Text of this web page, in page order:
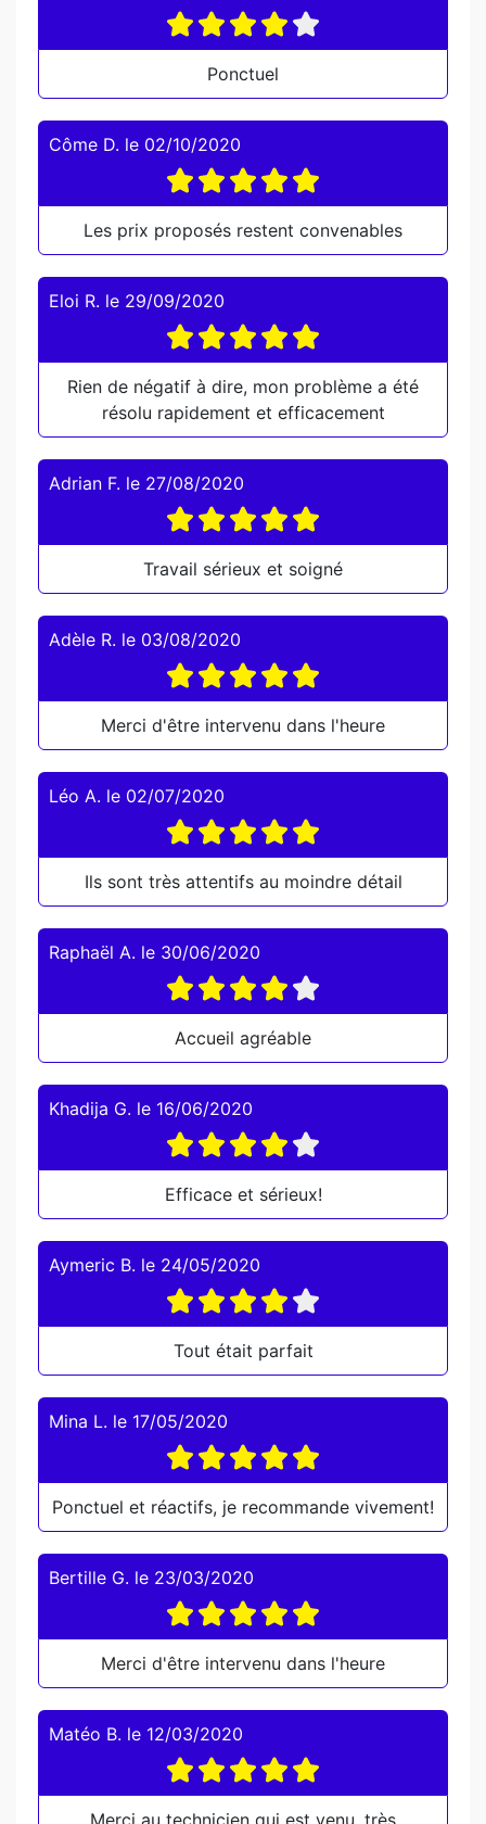
Ponctuel
Côme D. le 02/10/2020
Les prix proposés restent convenables
Eloi R. le 29/09/2020
Rien de négatif à dire, mon problème a été
résolu rapidement et efficacement
Adrian F. le 27/08/2020
Travail sérieux et soigné
Adèle R. le 03/08/2020
Merci d'être intervenu dans l'heure
Léo A. le 02/07/2020
Ils sont très attentifs au moindre détail
Raphaël A. le 30/06/2020
Accueil agréable
Khadija G. le 16/06/2020
Efficace et sérieux!
Aymeric B. le 24/05/2020
Tout était parfait
Mina L. le 17/05/2020
Ponctuel et réactifs, je recommande vivement!
Bertille G. le 23/03/2020
Merci d'être intervenu dans l'heure
Matéo B. le 12/03/2020
Merci au technicien qui est venu, très